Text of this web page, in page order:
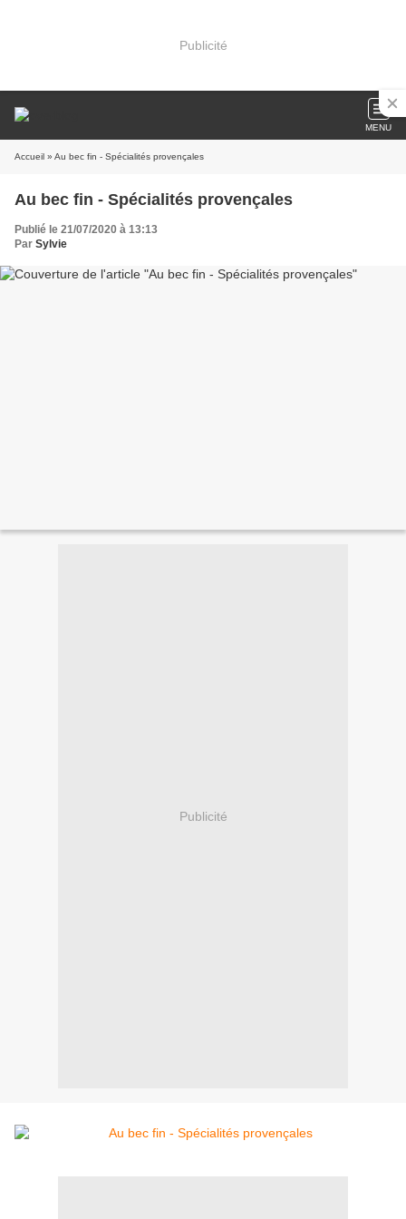
Publicité
MENU
Accueil » Au bec fin - Spécialités provençales
Au bec fin - Spécialités provençales
Publié le 21/07/2020 à 13:13
Par Sylvie
Publicité